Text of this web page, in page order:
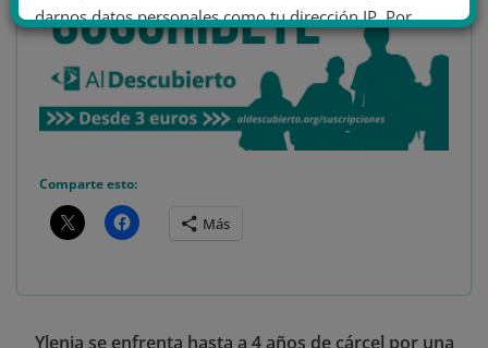
Comparte esto:
Más
Ylenia se enfrenta hasta a 4 años de cárcel por una
darnos datos personales como tu dirección IP. Por
último, puedes leer nuestra Política de cookies.
No dar mi información personal
Opciones de cookies
Rechazar cookies